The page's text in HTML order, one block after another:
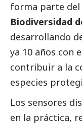
forma parte del
Biodiversidad
desarrollando
ya 10 años con
contribuir a la
especies
Los sensores
en la práctica,